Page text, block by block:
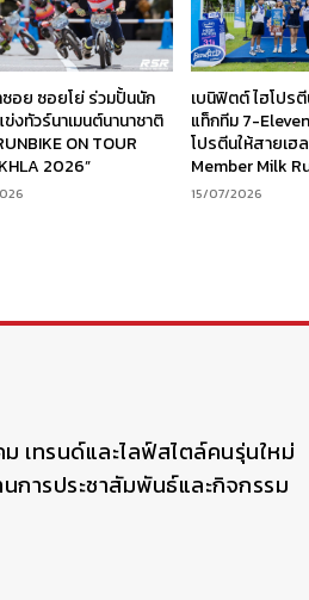
อย ซอยโย่ ร่วมปั้นนัก
งทัวร์นาเมนต์นานาชาติ
ON TOUR
2026”
เบนิฟิตต์ ไฮโปร
แท็กทีม 7-
โปรตีนให้สายเฮ
Member Milk
15/07/2026
เทรนด์และไลฟ์สไตล์คนรุ่นใหม่
การประชาสัมพันธ์และกิจกรรม